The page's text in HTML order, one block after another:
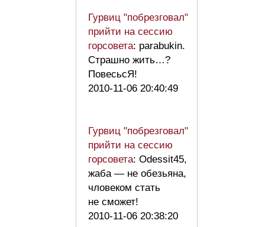
Гурвиц "побрезговал"
прийти на сессию
горсовета: parabukin.
Страшно жить…?
ПовесьсЯ!
2010-11-06 20:40:49
Гурвиц "побрезговал"
прийти на сессию
горсовета: Odessit45,
жаба — не обезьяна,
чловеком стать
не сможет!
2010-11-06 20:38:20